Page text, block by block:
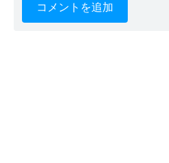
コメントを追加